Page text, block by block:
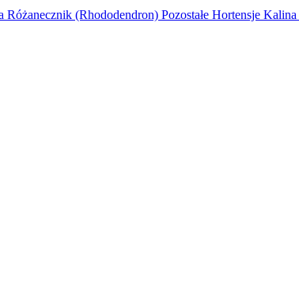
Różanecznik (Rhododendron) Pozostałe Hortensje Kalina